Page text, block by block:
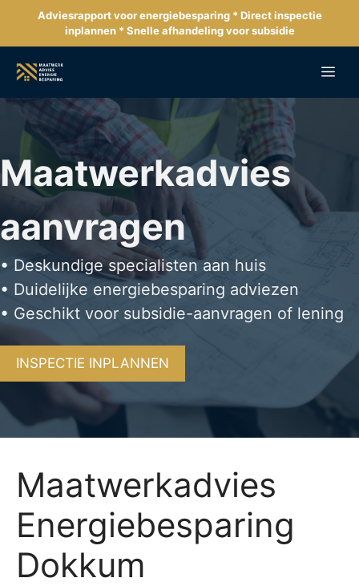
de
inhoud
Adviesrapport voor energiebesparing * Direct inspectie
inplannen * Snelle afhandeling voor subsidie
Maatwerkadvies
aanvragen
• Deskundige specialisten aan huis
• Duidelijke energiebesparing adviezen
• Geschikt voor subsidie-aanvragen of lening
INSPECTIE INPLANNEN
Maatwerkadvies
Energiebesparing
Dokkum